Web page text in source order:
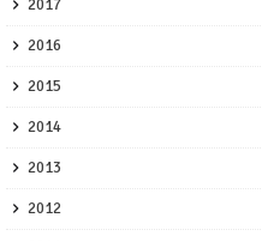
2017
2016
2015
2014
2013
2012